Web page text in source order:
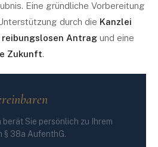
Eine gründliche Vorbereitung
durch die Kanzlei
reibungslosen Antrag und eine
Zukunft.
Sie persönlich zu Ihrem
38a AufenthG.